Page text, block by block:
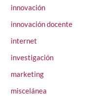
innovación
innovación docente
internet
investigación
marketing
miscelánea